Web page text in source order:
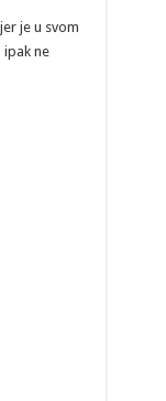
je u svom
ipak ne